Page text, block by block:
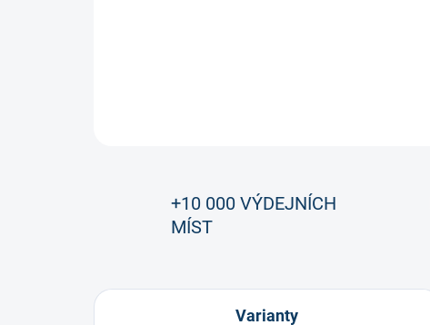
+10 000 VÝDEJNÍCH
MÍST
Varianty